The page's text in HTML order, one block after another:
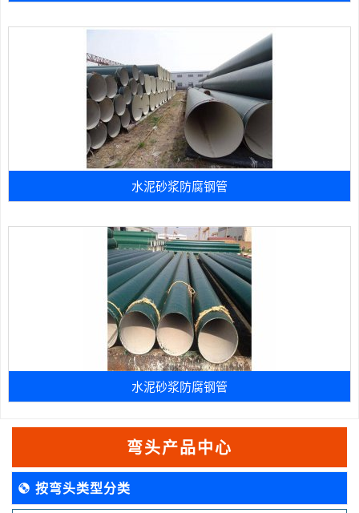
水泥砂浆防腐钢管
水泥砂浆防腐钢管
弯头产品中心
按弯头类型分类